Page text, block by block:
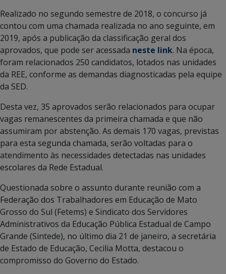
Realizado no segundo semestre de 2018, o concurso já
contou com uma chamada realizada no ano seguinte, em
2019, após a publicação da classificação geral dos
aprovados, que pode ser acessada neste link. Na época,
foram relacionados 250 candidatos, lotados nas unidades
da REE, conforme as demandas diagnosticadas pela equipe
da SED.
Desta vez, 35 aprovados serão relacionados para ocupar
vagas remanescentes da primeira chamada e que não
assumiram por abstenção. As demais 170 vagas, previstas
para esta segunda chamada, serão voltadas para o
atendimento às necessidades detectadas nas unidades
escolares da Rede Estadual.
Questionada sobre o assunto durante reunião com a
Federação dos Trabalhadores em Educação de Mato
Grosso do Sul (Fetems) e Sindicato dos Servidores
Administrativos da Educação Pública Estadual de Campo
Grande (Sintede), no último dia 21 de janeiro, a secretária
de Estado de Educação, Cecilia Motta, destacou o
compromisso do Governo do Estado.